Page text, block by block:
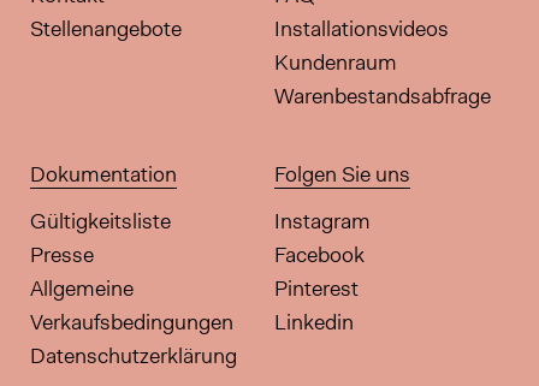
Stellenangebote
Installationsvideos
Kundenraum
Warenbestandsabfrage
Dokumentation
Gültigkeitsliste
Presse
Allgemeine
Verkaufsbedingungen
Datenschutzerklärung
Folgen Sie uns
Instagram
Facebook
Pinterest
Linkedin